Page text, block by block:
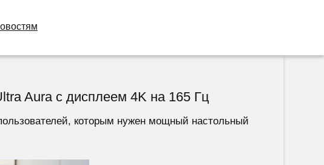
Aura с дисплеем 4K на 165 Гц
которым нужен мощный настольный